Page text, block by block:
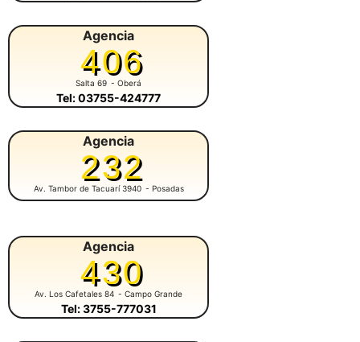
Agencia
406
Salta 69 - Oberá
Tel: 03755-424777
Agencia
232
Av. Tambor de Tacuarí 3940 - Posadas
Agencia
430
Av. Los Cafetales 84 - Campo Grande
Tel: 3755-777031